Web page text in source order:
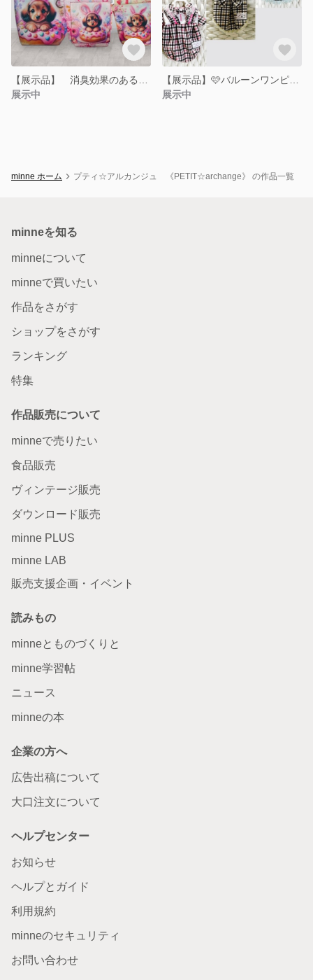
展示中
展示中
minne ホーム プティ☆アルカンジュ 《PETIT☆archange》 の作品一覧
minneを知る
minneについて
minneで買いたい
作品をさがす
ショップをさがす
ランキング
特集
作品販売について
minneで売りたい
食品販売
ヴィンテージ販売
ダウンロード販売
minne PLUS
minne LAB
販売支援企画・イベント
読みもの
minneとものづくりと
minne学習帖
ニュース
minneの本
企業の方へ
広告出稿について
大口注文について
ヘルプセンター
お知らせ
ヘルプとガイド
利用規約
minneのセキュリティ
お問い合わせ